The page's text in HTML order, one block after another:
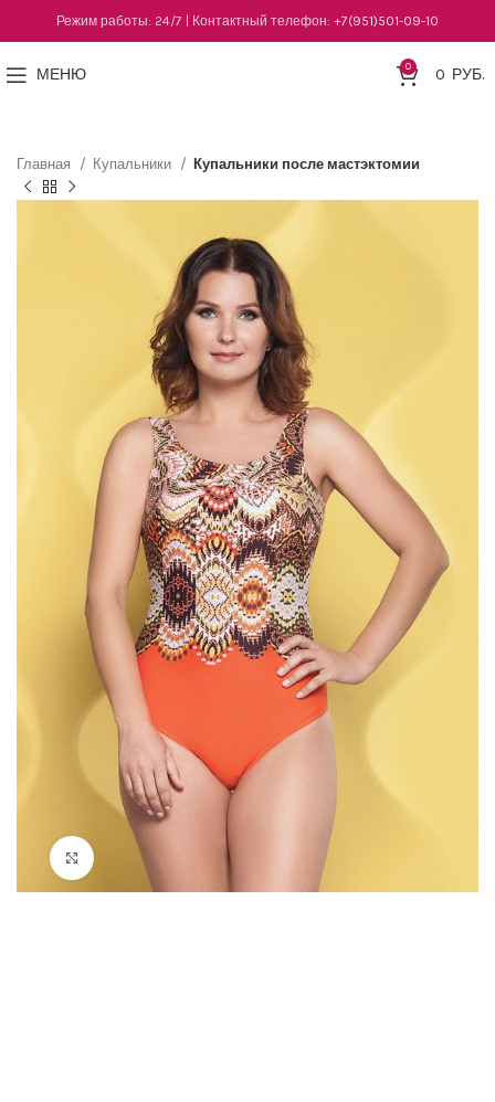
Режим работы: 24/7 | Контактный телефон: +7(951)501-09-10
МЕНЮ 0 0 РУБ.
Главная Купальники Купальники после мастэктомии
Нажмите, чтобы увеличить